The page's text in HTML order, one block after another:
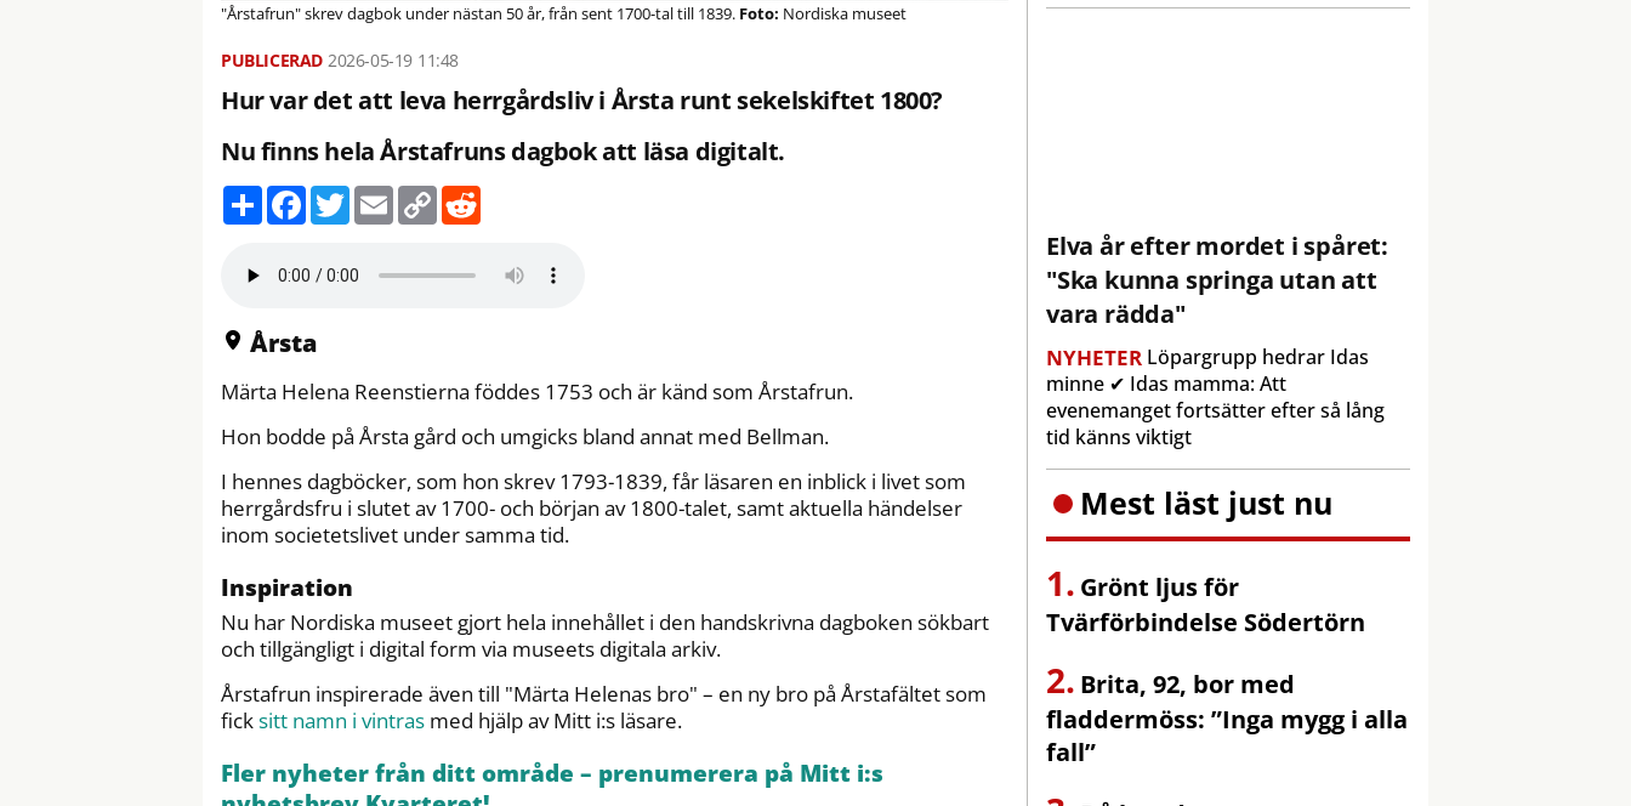
"Årstafrun" skrev dagbok under nästan 50 år, från sent 1700-tal till 1839. Nordiska museet
2026-05-19 11:48
Hur var det att leva herrgårdsliv i Årsta runt sekelskiftet 1800?
Nu finns hela Årstafruns dagbok att läsa digitalt.
D
e
F
a
b
T
w
t
E
m
l
C
o
L
Årsta
Märta Helena Reenstierna föddes 1753 och är känd som Årstafrun.
Hon bodde på Årsta gård och umgicks bland annat med Bellman.
I hennes dagböcker, som hon skrev 1793-1839, får läsaren en inblick i livet som
herrgårdsfru i slutet av 1700- och början av 1800-talet, samt aktuella händelser
inom societetslivet under samma tid.
Inspiration
Nu har Nordiska museet gjort hela innehållet i den handskrivna dagboken sökbart
och tillgängligt i digital form via museets digitala arkiv.
Årstafrun inspirerade även till "Märta Helenas bro" – en ny bro på Årstafältet som
ficksitt namn i vintras med hjälp av Mitt i:s läsare.
Fler nyheter från ditt område – prenumerera på Mitt i:s
Elva år efter mordet i spåret:
"Ska kunna springa utan att
vara rädda"
NYHETER Löpargrupp hedrar Idas
minne ✔ Idas mamma: Att
evenemanget fortsätter efter så lång
tid känns viktigt
Mest läst just nu
Grönt ljus för
Tvärförbindelse Södertörn
Brita, 92, bor med
fladdermöss: ”Inga mygg i alla
fall”